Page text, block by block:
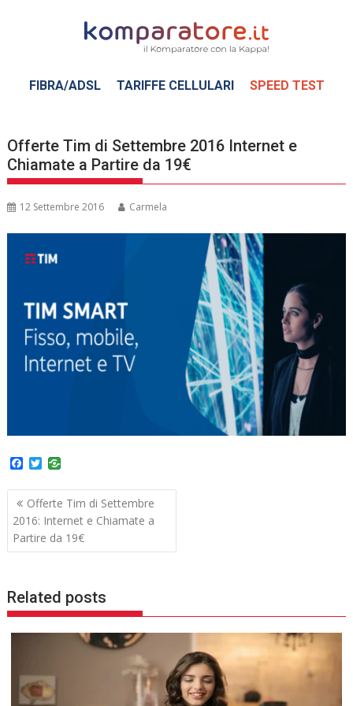
FIBRA/ADSL TARIFFE CELLULARI SPEED TEST
Offerte Tim di Settembre 2016 Internet e
Chiamate a Partire da 19€
12 Settembre 2016 Carmela
F
c
e
b
o
o
k
T
i
t
t
e
r
Navigazione
articoli
Offerte Tim di Settembre
2016: Internet e Chiamate a
Partire da 19€
Related posts